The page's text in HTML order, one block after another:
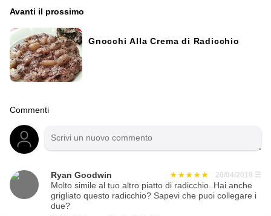
Avanti il ​​prossimo
Gnocchi Alla Crema di Radicchio
Commenti
Ryan Goodwin 20/04/2018 ☰
Molto simile al tuo altro piatto di radicchio. Hai anche
grigliato questo radicchio? Sapevi che puoi collegare i
due?